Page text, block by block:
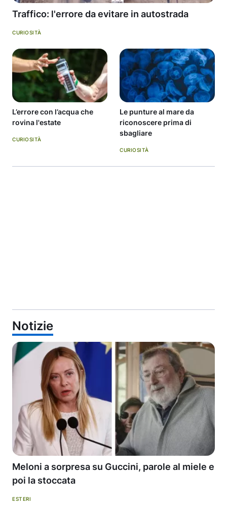
Traffico: l'errore da evitare in autostrada
CURIOSITÀ
L’errore con l’acqua che
rovina l'estate
CURIOSITÀ
Le punture al mare da
riconoscere prima di
sbagliare
CURIOSITÀ
Notizie
Meloni a sorpresa su Guccini, parole al miele e
poi la stoccata
ESTERI